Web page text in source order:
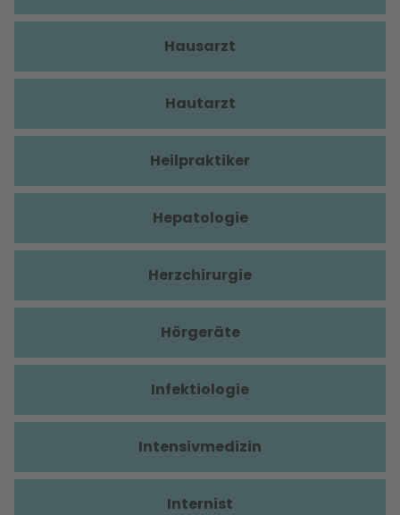
Hausarzt
Hautarzt
Heilpraktiker
Hepatologie
Herzchirurgie
Hörgeräte
Infektiologie
Intensivmedizin
Internist